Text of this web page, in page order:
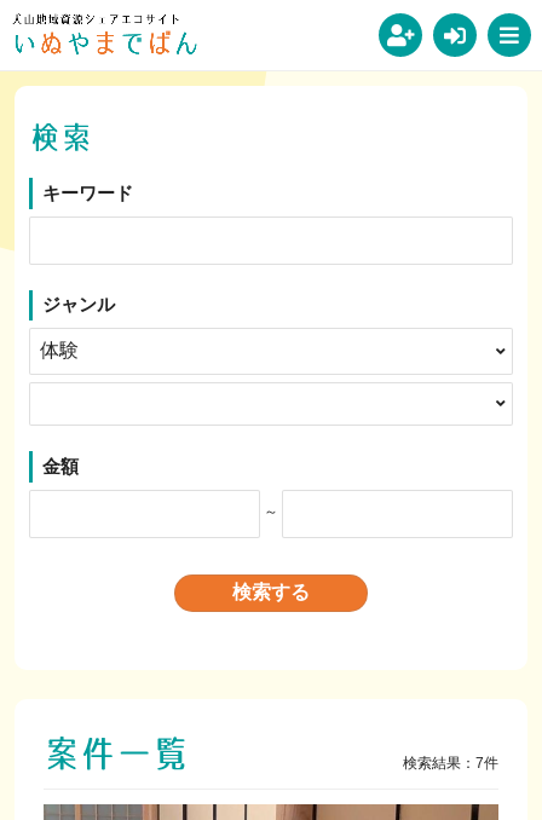
キーワード
ジャンル
金額
～
検索結果：7件